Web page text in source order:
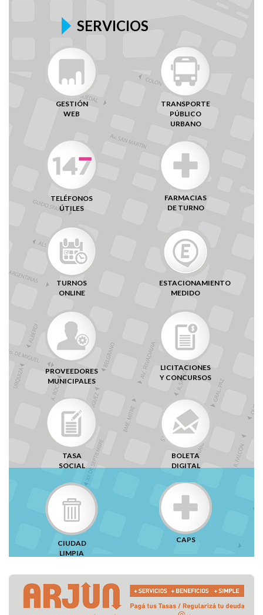
SERVICIOS
GESTIÓN
WEB
TRANSPORTE
PÚBLICO
URBANO
TELÉFONOS
ÚTILES
FARMACIAS
DE TURNO
TURNOS
ONLINE
ESTACIONAMIENTO
MEDIDO
PROVEEDORES
MUNICIPALES
LICITACIONES
Y CONCURSOS
TASA
SOCIAL
BOLETA
DIGITAL
CIUDAD
LIMPIA
CAPS
Destacados de la Semana